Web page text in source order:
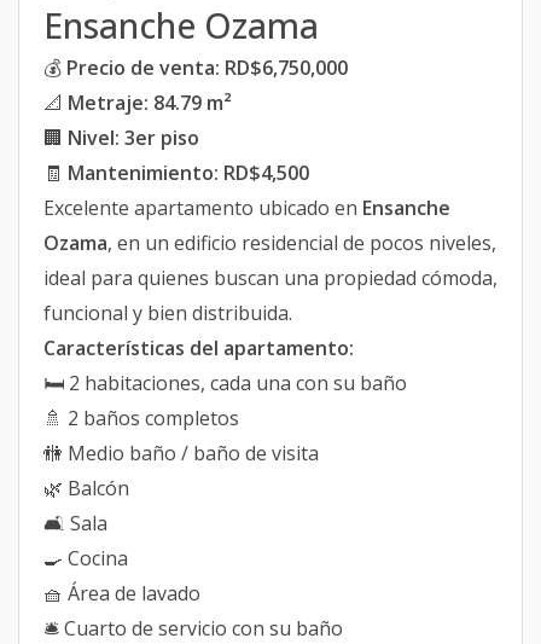
Ensanche Ozama
💰 Precio de venta: RD$6,750,000
📐 Metraje: 84.79 m²
🏢 Nivel: 3er piso
🧾 Mantenimiento: RD$4,500
Excelente apartamento ubicado en Ensanche
Ozama, en un edificio residencial de pocos niveles,
ideal para quienes buscan una propiedad cómoda,
funcional y bien distribuida.
Características del apartamento:
🛏️ 2 habitaciones, cada una con su baño
🚿 2 baños completos
🚻 Medio baño / baño de visita
🌿 Balcón
🛋️ Sala
🍳 Cocina
🧺 Área de lavado
🛎️ Cuarto de servicio con su baño